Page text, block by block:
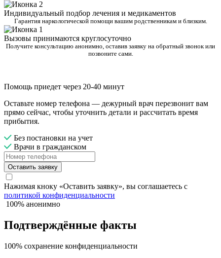
Индивидуальный подбор лечения и медикаментов
Гарантия наркологической помощи вашим родственникам и близким.
Вызовы принимаются круглосуточно
Получите консультацию анонимно, оставив заявку на обратный звонок или
позвоните сами.
Помощь приедет через 20-40 минут
Оставьте номер телефона — дежурный врач перезвонит вам
прямо сейчас, чтобы уточнить детали и рассчитать время
прибытия.
Без постановки на учет
Врачи в гражданском
Оставить заявку
Нажимая кноку «Оставить заявку», вы соглашаетесь с
политикой конфиденциальности
100% анонимно
Подтверждённые факты
100% сохранение конфиденциальности